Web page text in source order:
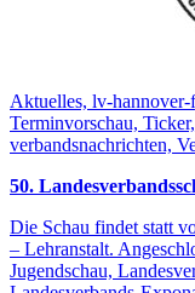
Aktuelles, lv-
Terminvorschau,
verbandsnachrichten,
50.
Die Schau findet statt
– Lehranstalt.
Jugendschau,